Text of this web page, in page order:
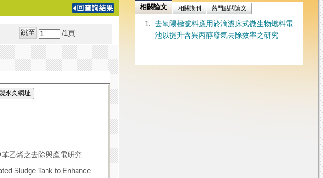
導
/1 頁
永久網址
乙烯之去除與產電研究
Sludge Tank to Enhance
相關論文 相關期刊 熱門點閱論文
1.
去氧陽極濾料應用於滴濾床式微生物燃料電
池以提升含異丙醇廢氣去除效率之研究